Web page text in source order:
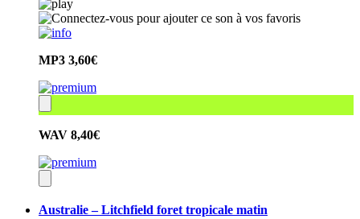
MP3 3,60€
WAV 8,40€
Australie – Litchfield foret tropicale matin